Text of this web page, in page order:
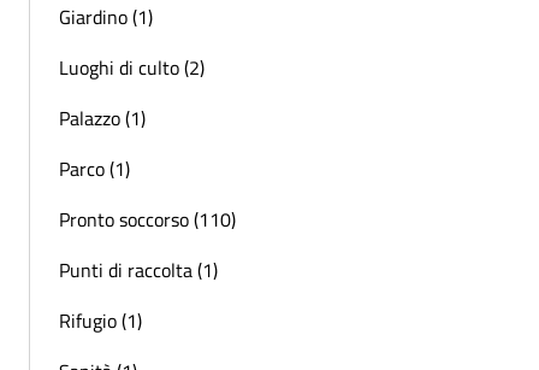
Giardino (1)
Luoghi di culto (2)
Palazzo (1)
Parco (1)
Pronto soccorso (110)
Punti di raccolta (1)
Rifugio (1)